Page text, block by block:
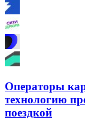
Операторы
технологию
поездкой